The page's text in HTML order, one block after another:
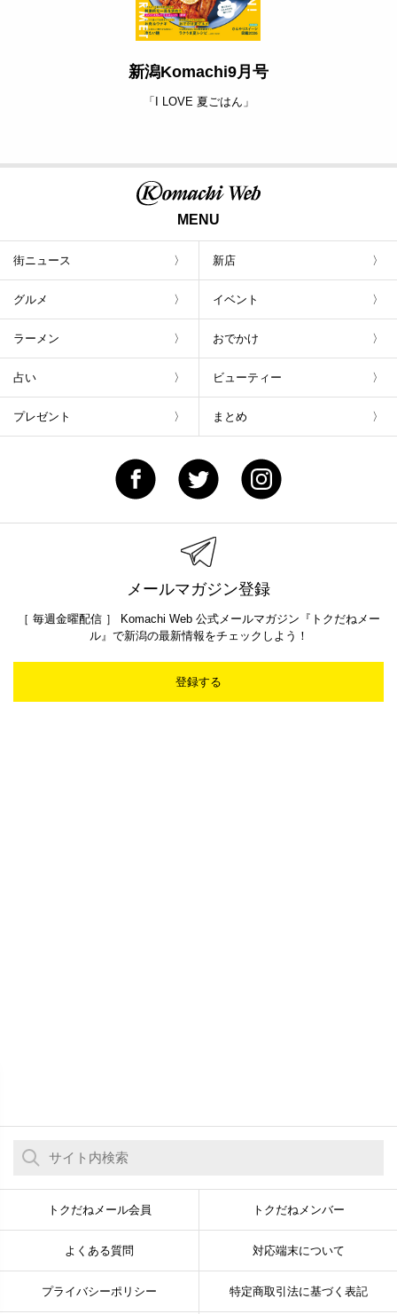
新潟Komachi9月号
「I LOVE 夏ごはん」
MENU
街ニュース 新店
グルメ イベント
ラーメン おでかけ
占い ビューティー
プレゼント まとめ
メールマガジン登録
［ 毎週金曜配信 ］ Komachi Web 公式メールマガジン『トクだねメー
ル』で新潟の最新情報をチェックしよう！
登録する
トクだねメール会員 トクだねメンバー
よくある質問 対応端末について
プライバシーポリシー 特定商取引法に基づく表記